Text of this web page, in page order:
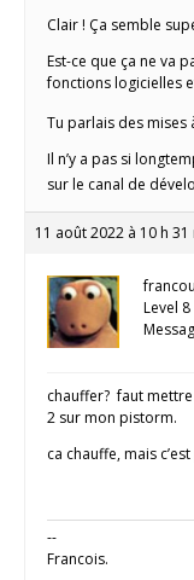
Clair ! Ça semble
Est-ce que ça ne va
fonctions logicielles
Tu parlais des mises
Il n’y a pas si
sur le canal de
11 août 2022 à 10 h 31
Level 8
chauffer? faut mettre
2 sur mon pistorm.
ca chauffe, mais
--
Francois.